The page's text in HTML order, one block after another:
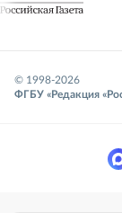
© 1998-2026
ФГБУ «Редакция